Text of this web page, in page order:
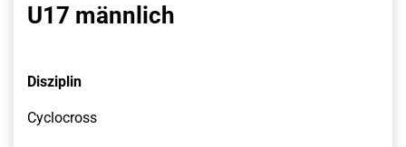
U17 männlich
Disziplin
Cyclocross